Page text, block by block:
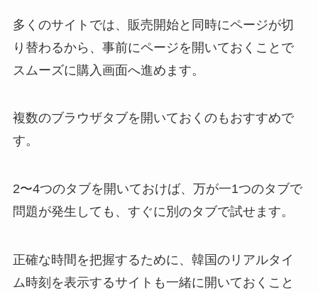
多くのサイトでは、販売開始と同時にページが切
り替わるから、事前にページを開いておくことで
スムーズに購入画面へ進めます。
複数のブラウザタブを開いておくのもおすすめで
す。
2〜4つのタブを開いておけば、万が一1つのタブで
問題が発生しても、すぐに別のタブで試せます。
正確な時間を把握するために、韓国のリアルタイ
ム時刻を表示するサイトも一緒に開いておくこと